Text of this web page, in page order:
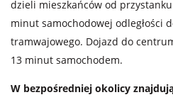
dzieli mieszkańców od
minut samochodowej odległości
tramwajowego. Dojazd do
13 minut samochodem.
W bezpośredniej okolicy